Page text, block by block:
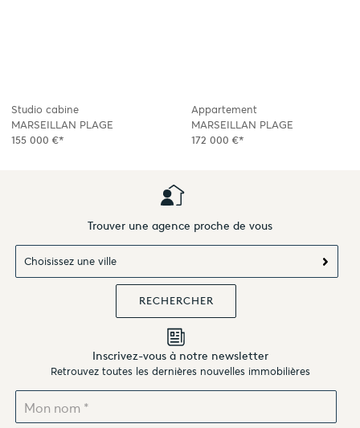
Studio cabine
MARSEILLAN PLAGE
155 000 €*
Appartement
MARSEILLAN PLAGE
172 000 €*
Trouver une agence proche de vous
Choisissez une ville
Inscrivez-vous à notre newsletter
Retrouvez toutes les dernières nouvelles immobilières